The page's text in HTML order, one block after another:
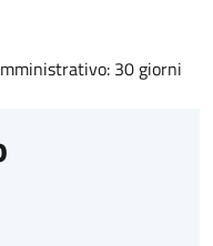
30 giorni